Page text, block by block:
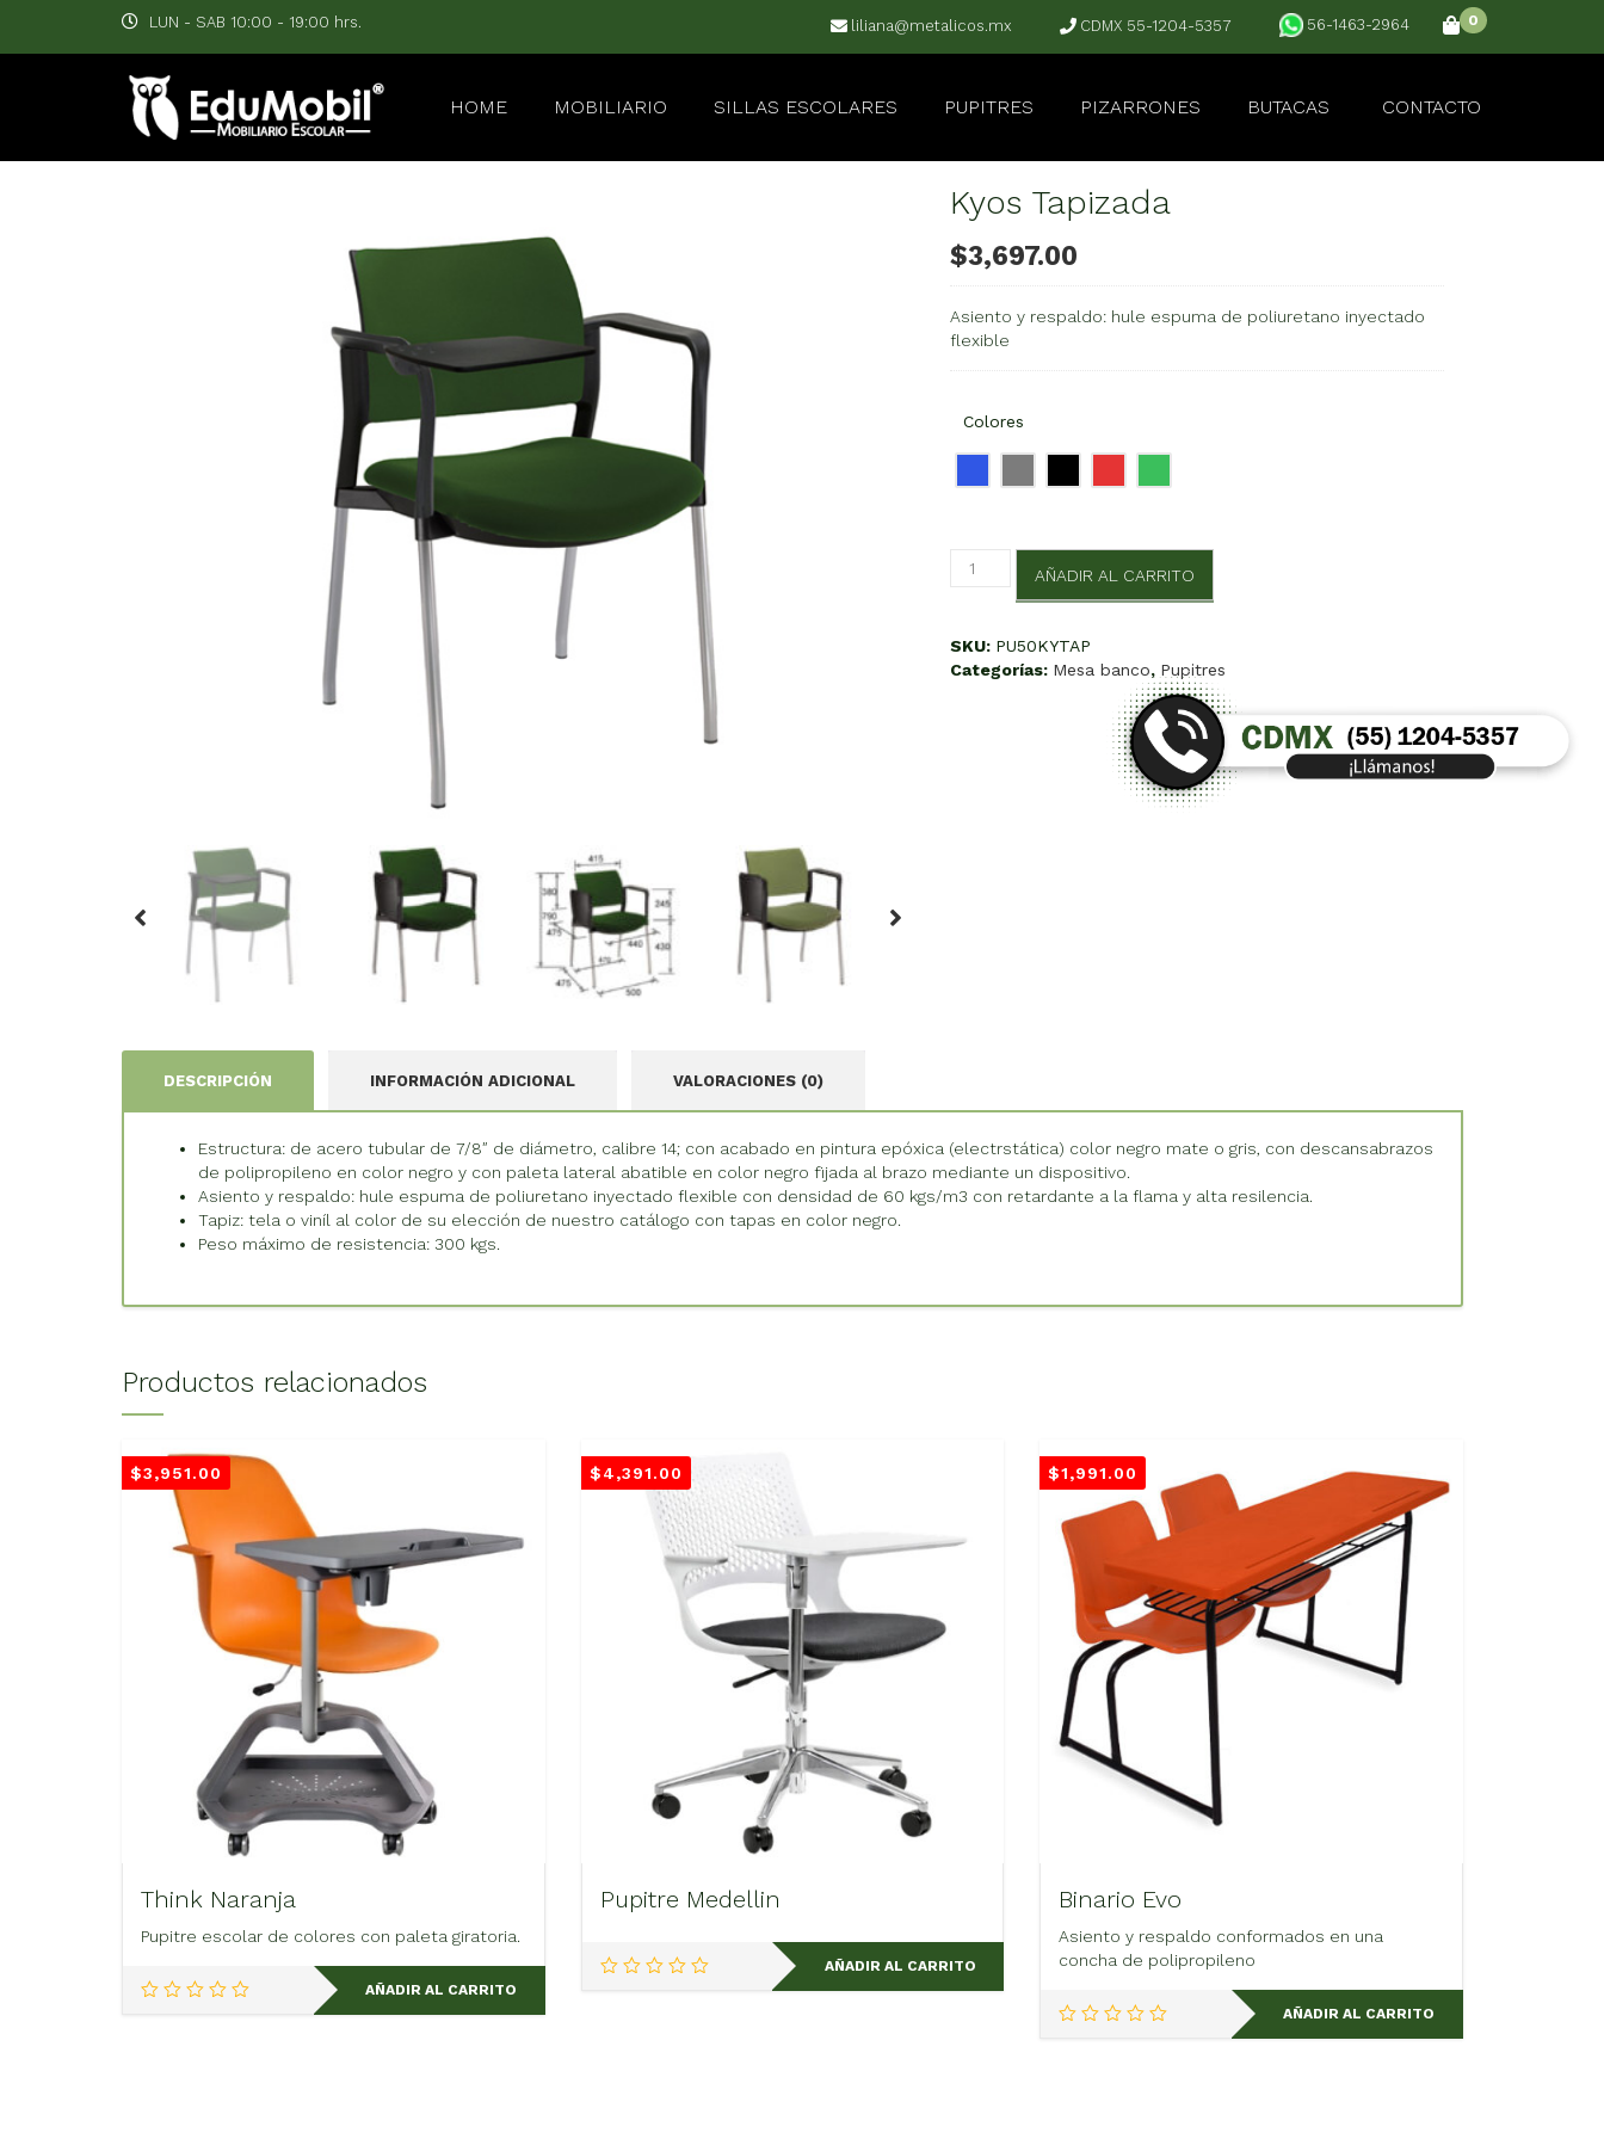
LUN - SAB 10:00 - 19:00 hrs. liliana@metalicos.mx CDMX 55-1204-5357 56-1463-2964 0
HOME MOBILIARIO SILLAS ESCOLARES PUPITRES PIZARRONES BUTACAS CONTACTO
Kyos Tapizada
$3,697.00
Asiento y respaldo: hule espuma de poliuretano inyectado
flexible
Colores
Kyos
cantidad
AÑADIR AL CARRITO
SKU: PU50KYTAP
Categorías: Mesa banco, Pupitres
DESCRIPCIÓN INFORMACIÓN ADICIONAL VALORACIONES (0)
Estructura: de acero tubular de 7/8″ de diámetro, calibre 14; con acabado en pintura epóxica (electrstática) color negro mate o gris, con descansabrazos
de polipropileno en color negro y con paleta lateral abatible en color negro fijada al brazo mediante un dispositivo.
Asiento y respaldo: hule espuma de poliuretano inyectado flexible con densidad de 60 kgs/m3 con retardante a la flama y alta resilencia.
Tapiz: tela o viníl al color de su elección de nuestro catálogo con tapas en color negro.
Peso máximo de resistencia: 300 kgs.
Productos relacionados
$3,951.00
Think Naranja
Pupitre escolar de colores con paleta giratoria.
AÑADIR AL CARRITO
$4,391.00
Pupitre Medellin
AÑADIR AL CARRITO
$1,991.00
Binario Evo
Asiento y respaldo conformados en una
concha de polipropileno
AÑADIR AL CARRITO